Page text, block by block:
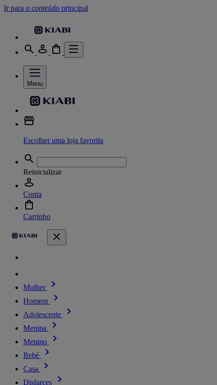
Ir para o conteúdo principal
Menu
Escolher uma loja favorita
Reinicializar
Conta
Carrinho
Mulher
Homem
Adolescente
Menina
Menino
Bebé
Casa
Disfarces